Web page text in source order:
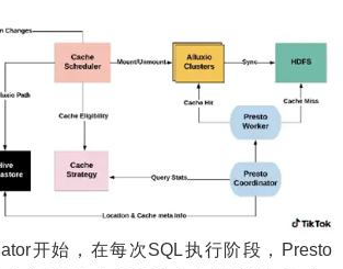
开始，在每次SQL执行阶段，Presto